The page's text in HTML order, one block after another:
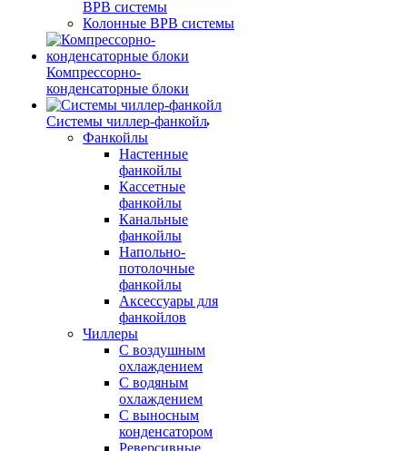
ВРВ системы
Колонные ВРВ системы
Компрессорно-
конденсаторные блоки
Системы чиллер-фанкойл
Фанкойлы
Настенные
фанкойлы
Кассетные
фанкойлы
Канальные
фанкойлы
Напольно-
потолочные
фанкойлы
Аксессуары для
фанкойлов
Чиллеры
С воздушным
охлаждением
С водяным
охлаждением
С выносным
конденсатором
Реверсивные